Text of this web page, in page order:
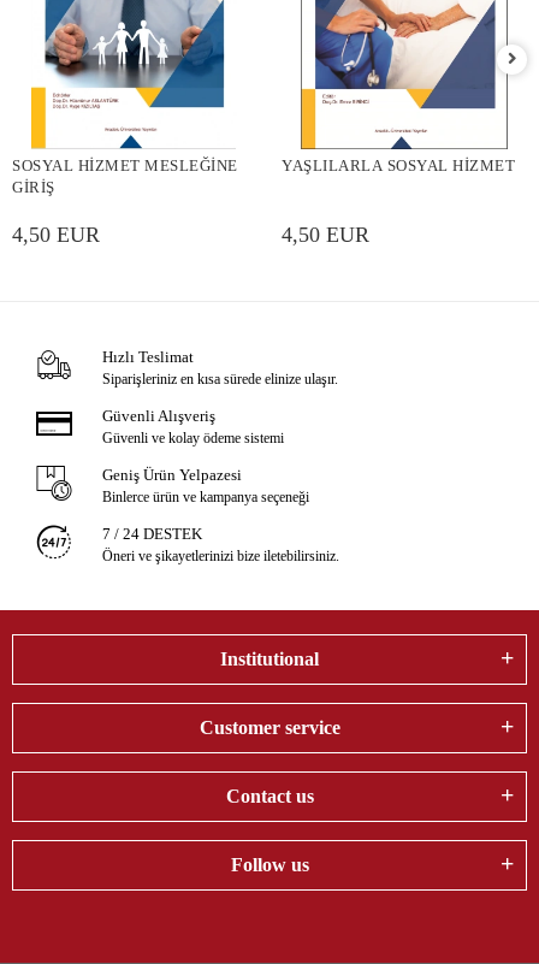
SOSYAL HİZMET MESLEĞİNE
GİRİŞ
4,50 EUR
YAŞLILARLA SOSYAL HİZMET
4,50 EUR
Hızlı Teslimat
Siparişleriniz en kısa sürede elinize ulaşır.
Güvenli Alışveriş
Güvenli ve kolay ödeme sistemi
Geniş Ürün Yelpazesi
Binlerce ürün ve kampanya seçeneği
7 / 24 DESTEK
Öneri ve şikayetlerinizi bize iletebilirsiniz.
Institutional
Customer service
Contact us
Follow us